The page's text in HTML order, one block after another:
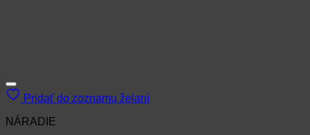
Pridať do zoznamu želaní
NÁRADIE